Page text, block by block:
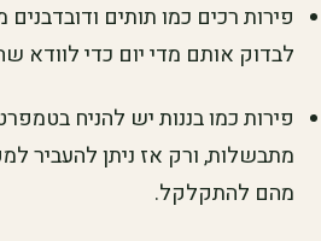
פירות רכים כמו תותים
לבדוק אותם מדי יום כדי
פירות כמו בננות יש להניח
מתבשלות, ורק אז ניתן להעביר
מהם להתקלקל.